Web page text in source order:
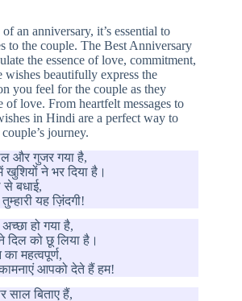
an anniversary, it’s essential to
to the couple. The Best Anniversary
the essence of love, commitment,
wishes beautifully express the
you feel for the couple as they
of love. From heartfelt messages to
in Hindi are a perfect way to
journey.
और गुजर गया है,
खुशियों ने भर दिया है।
से बधाई,
यह ज़िंदगी!
हो गया है,
दिल को छू लिया है।
महत्वपूर्ण,
आपको देते हैं हम!
बिताए हैं,